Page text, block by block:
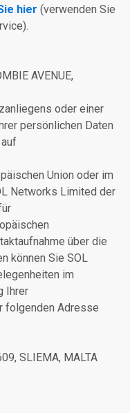
hier (verwenden Sie
AVENUE,
oder einer
persönlichen Daten
Union oder im
Networks Limited der
über die
können Sie SOL
im
Ihrer
folgenden Adresse
SLIEMA, MALTA